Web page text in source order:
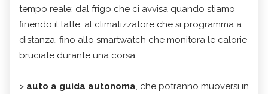
tempo reale: dal frigo che ci avvisa quando stiamo
finendo il latte, al climatizzatore che si programma a
distanza, fino allo smartwatch che monitora le calorie
bruciate durante una corsa;
> auto a guida autonoma, che potranno muoversi in